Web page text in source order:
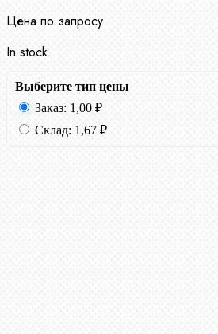
Цена по запросу
In stock
Выберите тип цены
Заказ: 1,00 ₽
Склад: 1,67 ₽